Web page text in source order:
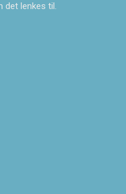
det lenkes til.